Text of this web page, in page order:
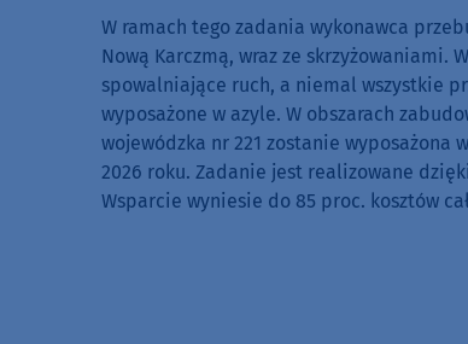
W ramach tego zadania wykonawca
Nową Karczmą, wraz ze
spowalniające ruch, a niemal wszystkie
wyposażone w azyle. W obszarach
wojewódzka nr 221 zostanie
2026 roku. Zadanie jest realizowane
Wsparcie wyniesie do 85 proc. kosztów